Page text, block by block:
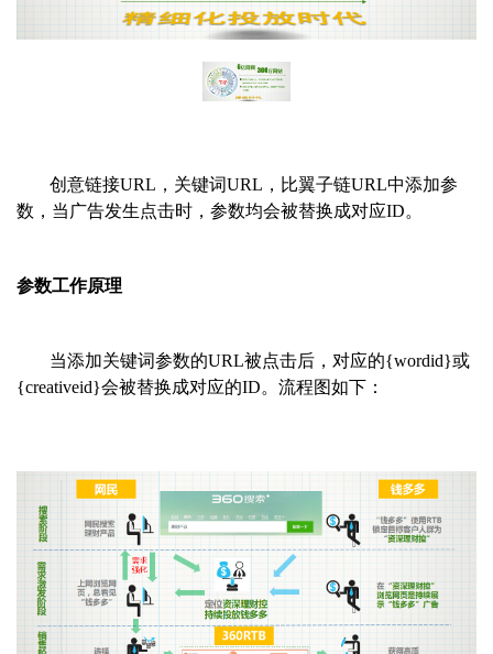
创意链接URL，关键词URL，比翼子链URL中添加参
数，当广告发生点击时，参数均会被替换成对应ID。
参数工作原理
当添加关键词参数的URL被点击后，对应的{wordid}或
{creativeid}会被替换成对应的ID。流程图如下：